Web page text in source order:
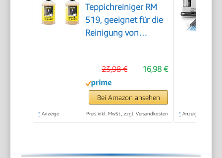
Teppichreiniger RM
519, geeignet für die
Reinigung von
etc., 1l Konzentrat
ergeben verdünnt 40l
Reinigungsmittel
(Packung mit 2)
16,98 €
23,98 €
Bei Amazon ansehen
* Anzeige Preis inkl. MwSt., zzgl. Versandkosten * Anzeige